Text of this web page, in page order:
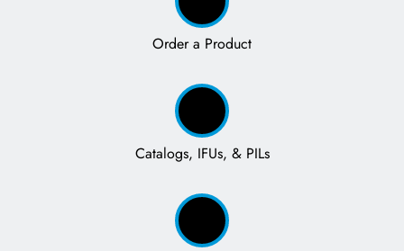
Order a Product
Catalogs, IFUs, & PILs